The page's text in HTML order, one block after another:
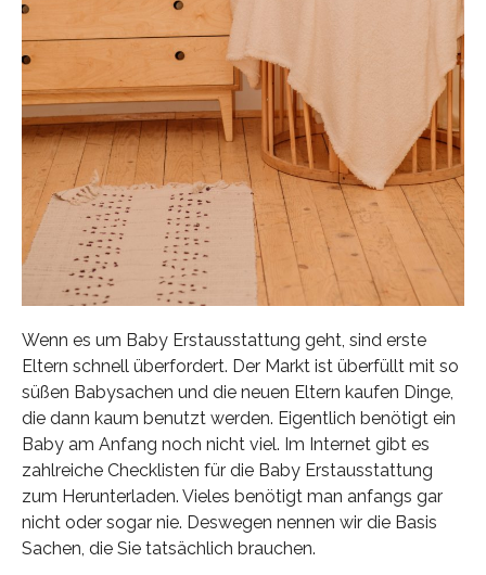
Wenn es um Baby Erstausstattung geht, sind erste
Eltern schnell überfordert. Der Markt ist überfüllt mit so
süßen Babysachen und die neuen Eltern kaufen Dinge,
die dann kaum benutzt werden. Eigentlich benötigt ein
Baby am Anfang noch nicht viel. Im Internet gibt es
zahlreiche Checklisten für die Baby Erstausstattung
zum Herunterladen. Vieles benötigt man anfangs gar
nicht oder sogar nie. Deswegen nennen wir die Basis
Sachen, die Sie tatsächlich brauchen.